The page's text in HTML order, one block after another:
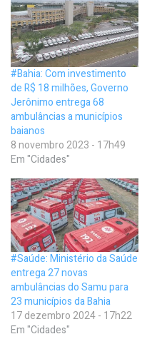
#Bahia: Com investimento
de R$ 18 milhões, Governo
Jerônimo entrega 68
ambulâncias a municípios
baianos
8 novembro 2023 - 17h49
Em "Cidades"
#Saúde: Ministério da Saúde
entrega 27 novas
ambulâncias do Samu para
23 municípios da Bahia
17 dezembro 2024 - 17h22
Em "Cidades"